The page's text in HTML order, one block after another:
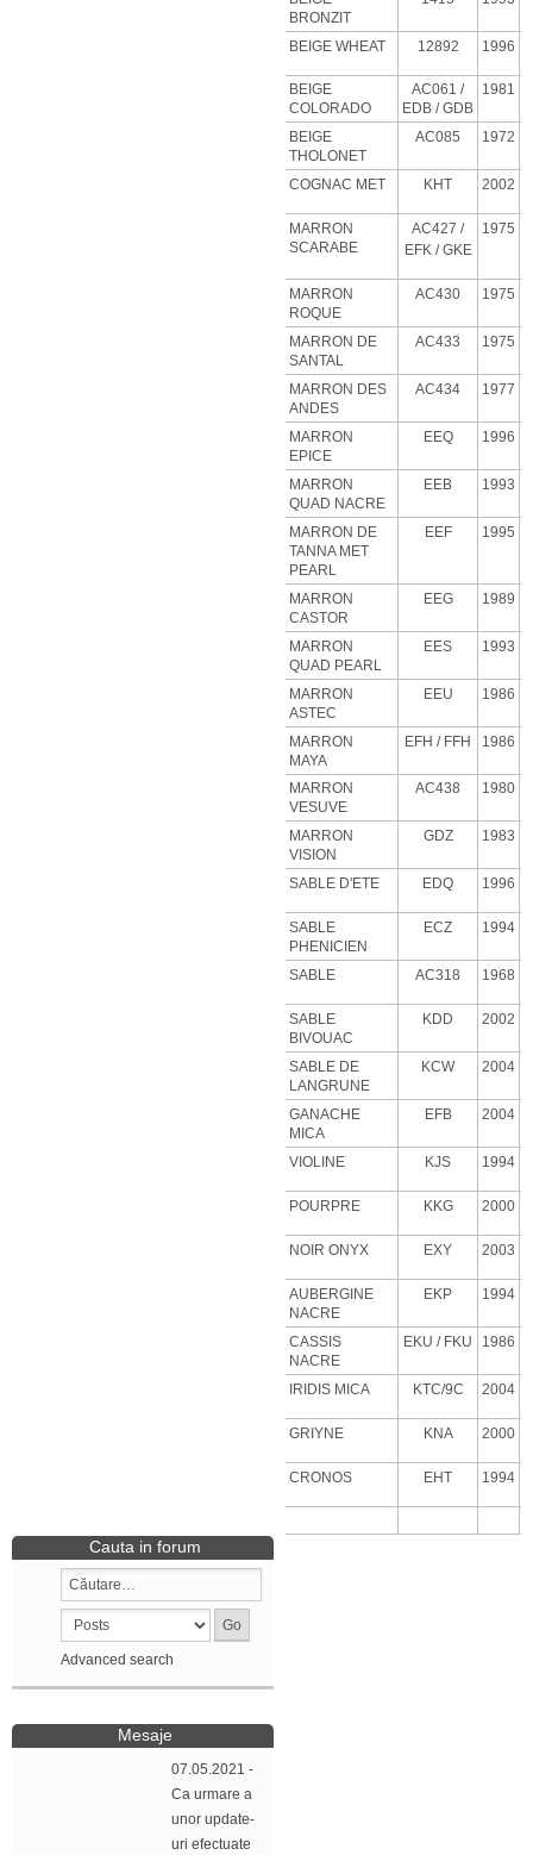
BRONZIT
BEIGE WHEAT 12892 1996
BEIGE
COLORADO
AC061 /
EDB / GDB
1981
BEIGE
THOLONET
AC085 1972
COGNAC MET KHT 2002
MARRON
SCARABE
AC427 /
EFK / GKE
1975
MARRON
ROQUE
AC430 1975
MARRON DE
SANTAL
AC433 1975
MARRON DES
ANDES
AC434 1977
MARRON
EPICE
EEQ 1996
MARRON
QUAD NACRE
EEB 1993
MARRON DE
TANNA MET
PEARL
EEF 1995
MARRON
CASTOR
EEG 1989
MARRON
QUAD PEARL
EES 1993
MARRON
ASTEC
EEU 1986
MARRON
MAYA
EFH / FFH 1986
MARRON
VESUVE
AC438 1980
MARRON
VISION
GDZ 1983
SABLE D'ETE EDQ 1996
SABLE
PHENICIEN
ECZ 1994
SABLE AC318 1968
SABLE
BIVOUAC
KDD 2002
SABLE DE
LANGRUNE
KCW 2004
GANACHE
MICA
EFB 2004
VIOLINE KJS 1994
POURPRE KKG 2000
NOIR ONYX EXY 2003
AUBERGINE
NACRE
EKP 1994
CASSIS
NACRE
EKU / FKU 1986
IRIDIS MICA KTC/9C 2004
GRIYNE KNA 2000
CRONOS EHT 1994
Cauta in forum
Advanced search
Mesaje
07.05.2021 -
Ca urmare a
unor update-
uri efectuate